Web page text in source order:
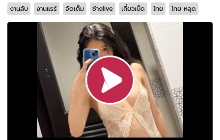
งานลับ
งานแรร์ จัดเต็ม ช้างlive เกี่ยวเบ็ด ไทย ไทย หลุด